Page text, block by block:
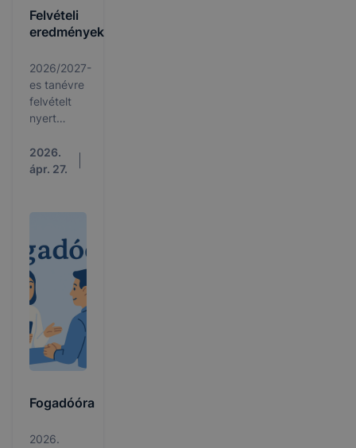
Felvételi
eredmények
2026/2027-
es tanévre
felvételt
nyert
2026.
ápr. 27.
Fogadóóra
2026.